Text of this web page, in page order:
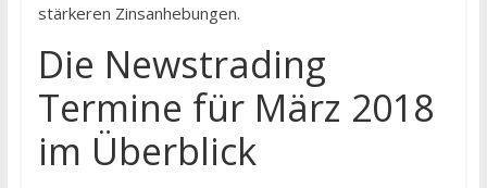
stärkeren Zinsanhebungen.
Die Newstrading
Termine für März 2018
im Überblick